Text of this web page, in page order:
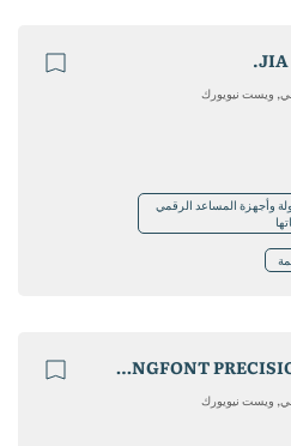
JIA
ويست نيويورك
وأجهزة المساعد الرقمي
KINGFONT PRECISION INDUSTRIAL CO., LTD
ويست نيويورك